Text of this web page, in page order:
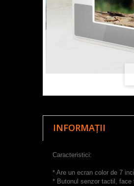
INFORMAȚII
Caracteristici:
* Are un ecran color de 7
* Butonul senzor tactil, face